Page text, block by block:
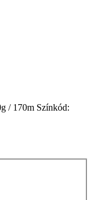
/ 170m Színkód: